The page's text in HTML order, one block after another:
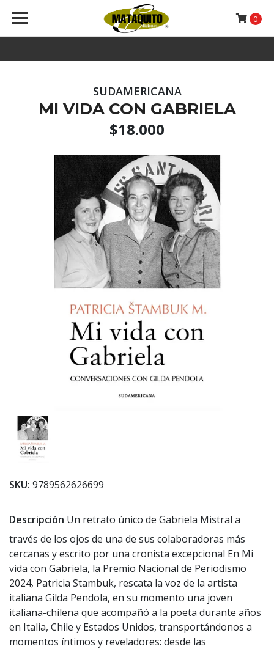
0
SUDAMERICANA
MI VIDA CON GABRIELA
$18.000
SKU: 9789562626699
Descripción Un retrato único de Gabriela Mistral a
través de los ojos de una de sus colaboradoras más
cercanas y escrito por una cronista excepcional En Mi
vida con Gabriela, la Premio Nacional de Periodismo
2024, Patricia Stambuk, rescata la voz de la artista
italiana Gilda Pendola, en su momento una joven
italiana-chilena que acompañó a la poeta durante años
en Italia, Chile y Estados Unidos, transportándonos a
momentos íntimos y reveladores: desde las